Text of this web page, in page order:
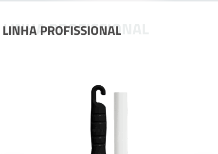
LINHA PROFISSIONAL
LINHA PROFISSIONAL